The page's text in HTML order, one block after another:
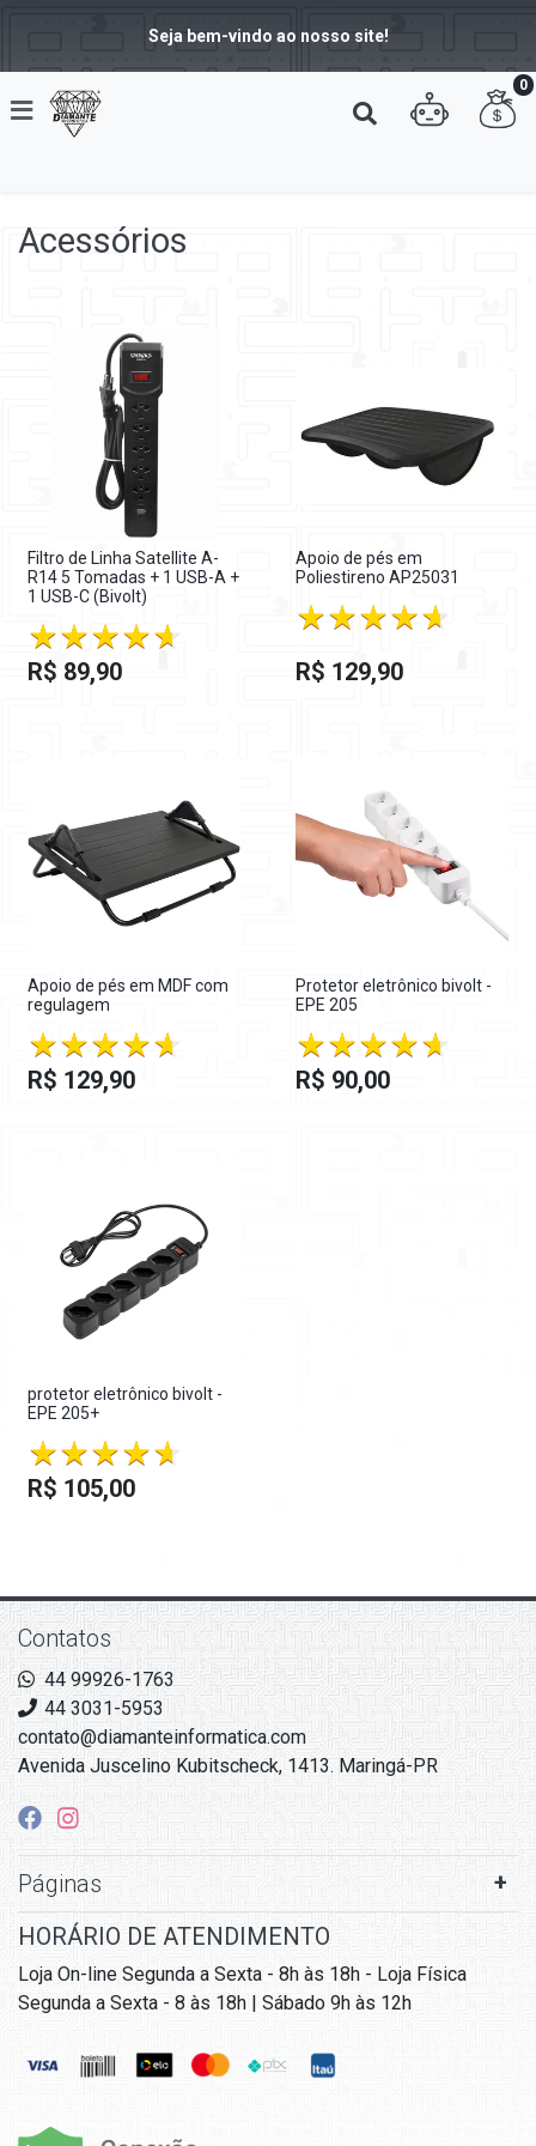
Seja bem-vindo ao nosso site!
0
Acessórios
Filtro de Linha Satellite A-
R14 5 Tomadas + 1 USB-A +
1 USB-C (Bivolt)
R$ 89,90
Apoio de pés em
Poliestireno AP25031
R$ 129,90
Apoio de pés em MDF com
regulagem
R$ 129,90
Protetor eletrônico bivolt -
EPE 205
R$ 90,00
protetor eletrônico bivolt -
EPE 205+
R$ 105,00
Contatos
44 99926-1763
44 3031-5953
contato@diamanteinformatica.com
Avenida Juscelino Kubitscheck, 1413. Maringá-PR
Páginas
HORÁRIO DE ATENDIMENTO
Loja On-line Segunda a Sexta - 8h às 18h - Loja Física
Segunda a Sexta - 8 às 18h | Sábado 9h às 12h